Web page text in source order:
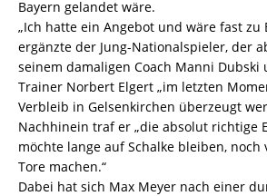
Bayern gelandet wäre.
„Ich hatte ein Angebot und wäre fast zu
ergänzte der Jung-Nationalspieler, der
seinem damaligen Coach Manni Dubski
Trainer Norbert Elgert „im letzten
Verbleib in Gelsenkirchen überzeugt
Nachhinein traf er „die absolut richtige
möchte lange auf Schalke bleiben, noch
Tore machen.“
Dabei hat sich Max Meyer nach einer